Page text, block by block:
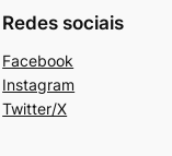
Redes sociais
Facebook
Instagram
Twitter/X